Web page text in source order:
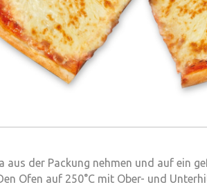
aus der Packung nehmen und auf ein
Ofen auf 250°C mit Ober- und